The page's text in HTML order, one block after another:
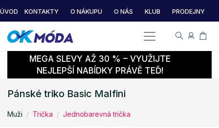
ÚVOD KONTAKTY O NÁKUPU O NÁS KLUB PRODEJNY
MEGA SLEVY AŽ 30 % – VYUŽIJTE
NEJLEPŠÍ NABÍDKY PRÁVĚ TEĎ!
Pánské triko Basic Malfini
Muži Trička Jednobarevná trička